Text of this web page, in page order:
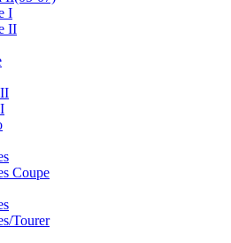
I
II
Coupe
Tourer